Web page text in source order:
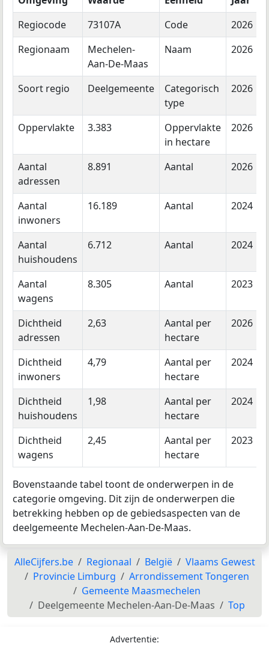
Regiocode
73107A Code
2026
Regionaam
Mechelen-
Aan-De-Maas
Naam 2026
Soort regio Deelgemeente
Categorisch
type
2026
Oppervlakte 3.383
Oppervlakte
in hectare
2026
Aantal
adressen
8.891 Aantal 2026
Aantal
inwoners
16.189 Aantal 2024
Aantal
huishoudens
6.712 Aantal 2024
Aantal
wagens
8.305 Aantal 2023
Dichtheid
adressen
2,63
Aantal per
hectare
2026
Dichtheid
inwoners
4,79
Aantal per
hectare
2024
Dichtheid
huishoudens
1,98
Aantal per
hectare
2024
Dichtheid
wagens
2,45
Aantal per
hectare
2023
Bovenstaande tabel toont de onderwerpen in de
categorie omgeving. Dit zijn de onderwerpen die
betrekking hebben op de gebiedsaspecten van de
deelgemeente Mechelen-Aan-De-Maas.
AlleCijfers.be Regionaal België
Vlaams Gewest
Provincie Limburg
Arrondissement Tongeren
Gemeente Maasmechelen
Deelgemeente Mechelen-Aan-De-Maas
Top
Advertentie: